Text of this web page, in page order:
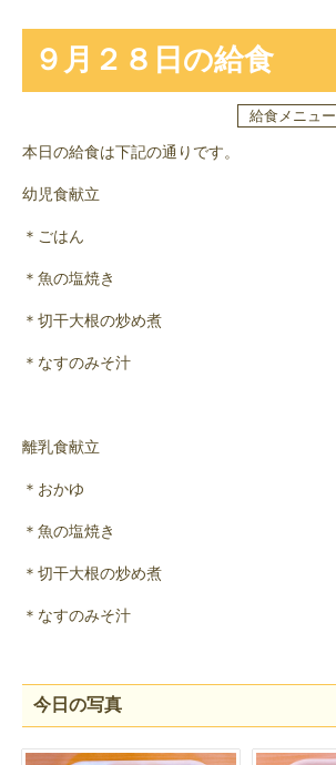
９月２８日の給食
給食メニュー
本日の給食は下記の通りです。
幼児食献立
＊ごはん
＊魚の塩焼き
＊切干大根の炒め煮
＊なすのみそ汁
離乳食献立
＊おかゆ
＊魚の塩焼き
＊切干大根の炒め煮
＊なすのみそ汁
今日の写真